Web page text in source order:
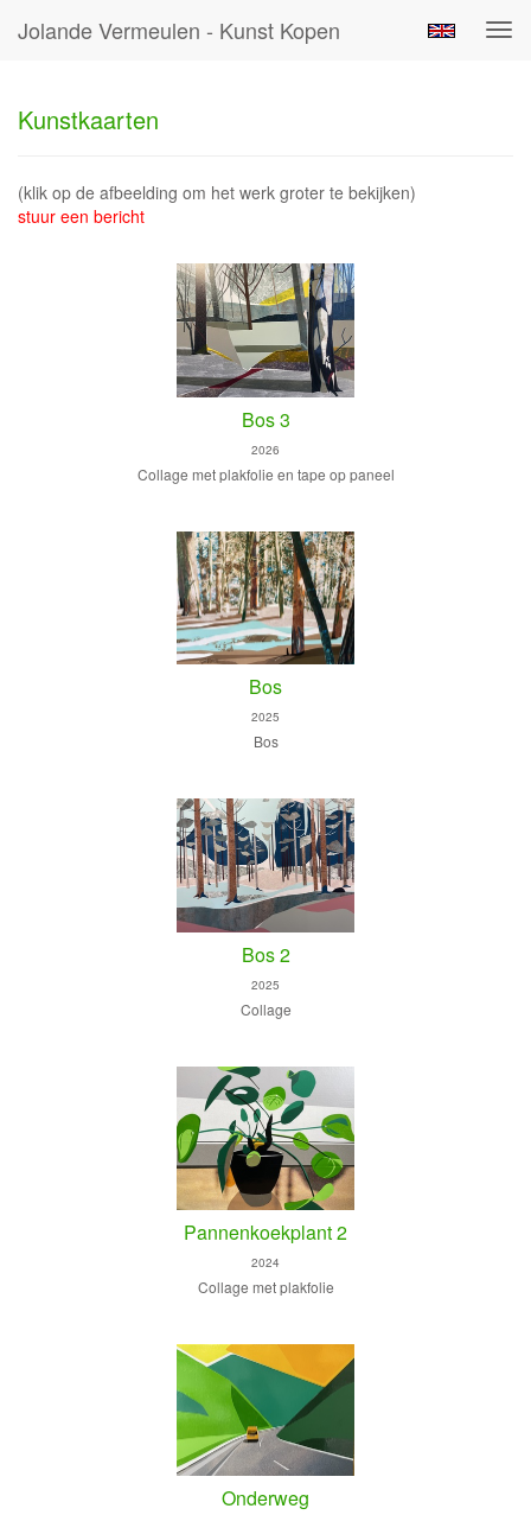
Jolande Vermeulen - Kunst Kopen
Kunstkaarten
(klik op de afbeelding om het werk groter te bekijken)
stuur een bericht
Bos 3
2026
Collage met plakfolie en tape op paneel
Bos
2025
Bos
Bos 2
2025
Collage
Pannenkoekplant 2
2024
Collage met plakfolie
Onderweg